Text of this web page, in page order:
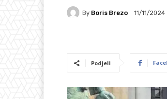
By Boris Brezo 11/11/2024
Podjeli